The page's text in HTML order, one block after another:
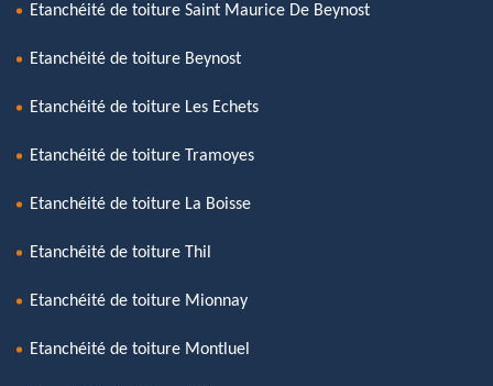
Etanchéité de toiture Saint Maurice De Beynost
Etanchéité de toiture Beynost
Etanchéité de toiture Les Echets
Etanchéité de toiture Tramoyes
Etanchéité de toiture La Boisse
Etanchéité de toiture Thil
Etanchéité de toiture Mionnay
Etanchéité de toiture Montluel